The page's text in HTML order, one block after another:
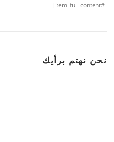
[#item_full_content]
نحن نهتم برأيك